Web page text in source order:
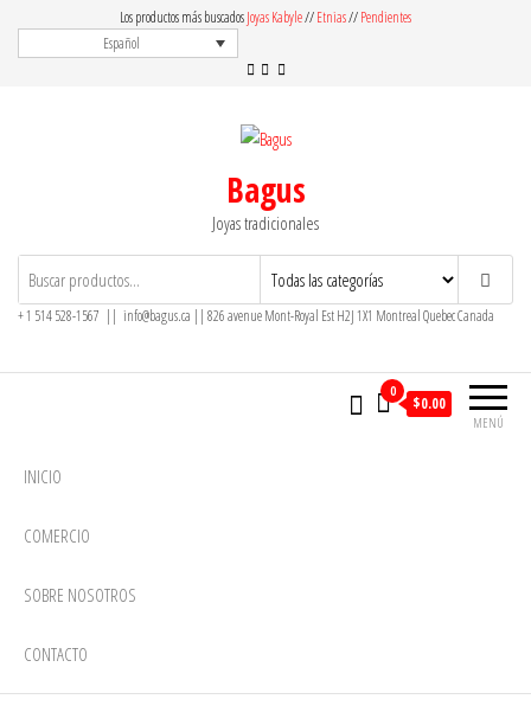
Los productos más buscadosJoyas Kabyle//Etnias//Pendientes
Español
Bagus
Joyas tradicionales
+ 1 514 528-1567 || info@bagus.ca || 826avenue Mont-Royal Est H2J 1X1 MontrealQuebecCanada
MENÚ
0
$0.00
INICIO
COMERCIO
SOBRE NOSOTROS
CONTACTO